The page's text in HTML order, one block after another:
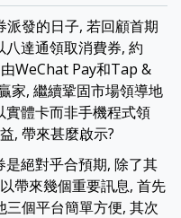
發的日子, 若回顧首期
達通領取消費券, 約
WeChat Pay和Tap &
家, 繼續鞏固市場領導地
實體卡而非手機程式領
, 帶來甚麼啟示?
絕對乎合預期, 除了其
帶來幾個重要訊息, 首先
個平台簡單方便, 其次